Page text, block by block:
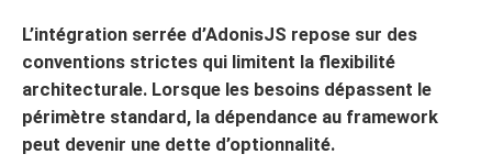
L’intégration serrée d’AdonisJS repose sur des
conventions strictes qui limitent la flexibilité
architecturale. Lorsque les besoins dépassent le
périmètre standard, la dépendance au framework
peut devenir une dette d’optionnalité.